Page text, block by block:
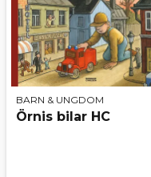
BARN & UNGDOM
Örnis bilar HC